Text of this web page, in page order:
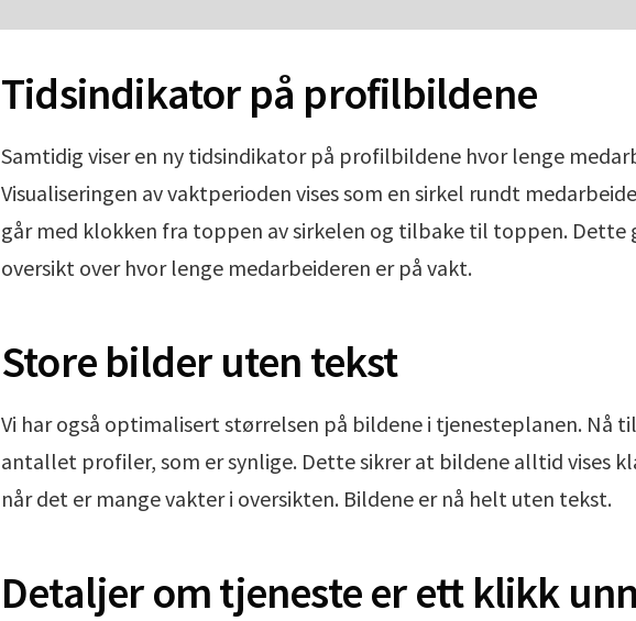
Tidsindikator på profilbildene
Samtidig viser en ny tidsindikator på profilbildene hvor lenge
Visualiseringen av vaktperioden vises som en sirkel rundt
går med klokken fra toppen av sirkelen og tilbake til toppen. Dette
oversikt over hvor lenge medarbeideren er på vakt.
Store bilder uten tekst
Vi har også optimalisert størrelsen på bildene i tjenesteplanen. Nå
antallet profiler, som er synlige. Dette sikrer at bildene alltid vises
når det er mange vakter i oversikten. Bildene er nå helt uten tekst.
Detaljer om tjeneste er ett klikk